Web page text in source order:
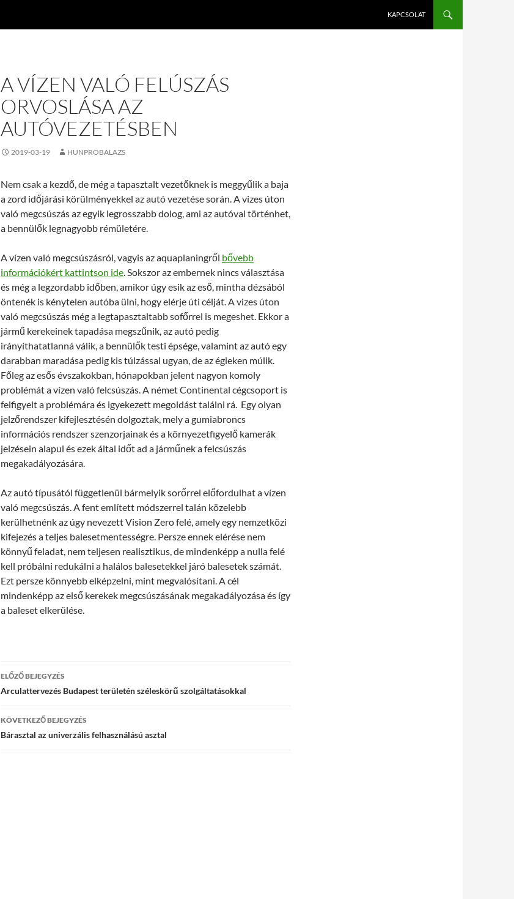
KAPCSOLAT
A VÍZEN VALÓ FELÚSZÁS
ORVOSLÁSA AZ
AUTÓVEZETÉSBEN
2019-03-19 HUNPROBALAZS
Nem csak a kezdő, de még a tapasztalt vezetőknek is meggyűlik a baja
a zord időjárási körülményekkel az autó vezetése során. A vizes úton
való megcsúszás az egyik legrosszabb dolog, ami az autóval történhet,
a bennülők legnagyobb rémületére.
A vízen való megcsúszásról, vagyis az aquaplaningről bővebb
információkért kattintson ide. Sokszor az embernek nincs választása
és még a legzordabb időben, amikor úgy esik az eső, mintha dézsából
öntenék is kénytelen autóba ülni, hogy elérje úti célját. A vizes úton
való megcsúszás még a legtapasztaltabb sofőrrel is megeshet. Ekkor a
jármű kerekeinek tapadása megszűnik, az autó pedig
irányíthatatlanná válik, a bennülők testi épsége, valamint az autó egy
darabban maradása pedig kis túlzással ugyan, de az égieken múlik.
Főleg az esős évszakokban, hónapokban jelent nagyon komoly
problémát a vízen való felcsúszás. A német Continental cégcsoport is
felfigyelt a problémára és igyekezett megoldást találni rá. Egy olyan
jelzőrendszer kifejlesztésén dolgoztak, mely a gumiabroncs
információs rendszer szenzorjainak és a környezetfigyelő kamerák
jelzésein alapul és ezek által időt ad a járműnek a felcsúszás
megakadályozására.
Az autó típusától függetlenül bármelyik sorőrrel előfordulhat a vízen
való megcsúszás. A fent említett módszerrel talán közelebb
kerülhetnénk az úgy nevezett Vision Zero felé, amely egy nemzetközi
kifejezés a teljes balesetmentességre. Persze ennek elérése nem
könnyű feladat, nem teljesen realisztikus, de mindenképp a nulla felé
kell próbálni redukálni a halálos balesetekkel járó balesetek számát.
Ezt persze könnyebb elképzelni, mint megvalósítani. A cél
mindenképp az első kerekek megcsúszásának megakadályozása és így
a baleset elkerülése.
Bejegyzés
navigáció
ELŐZŐ BEJEGYZÉS
Arculattervezés Budapest területén széleskörű szolgáltatásokkal
KÖVETKEZŐ BEJEGYZÉS
Bárasztal az univerzális felhasználású asztal